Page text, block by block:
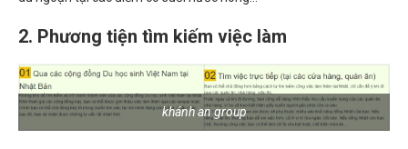
2. Phương tiện tìm kiếm việc làm
khánh an group